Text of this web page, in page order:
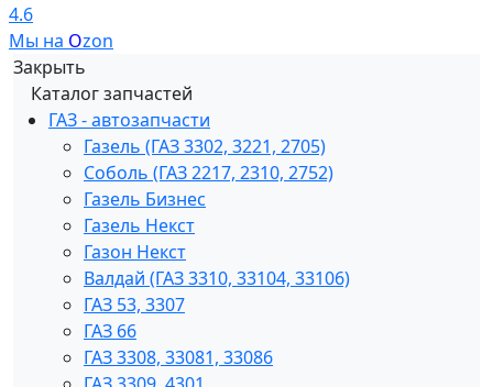
4.6
Мы на Ozon
Закрыть
Каталог запчастей
ГАЗ - автозапчасти
Газель (ГАЗ 3302, 3221, 2705)
Соболь (ГАЗ 2217, 2310, 2752)
Газель Бизнес
Газель Некст
Газон Некст
Валдай (ГАЗ 3310, 33104, 33106)
ГАЗ 53, 3307
ГАЗ 66
ГАЗ 3308, 33081, 33086